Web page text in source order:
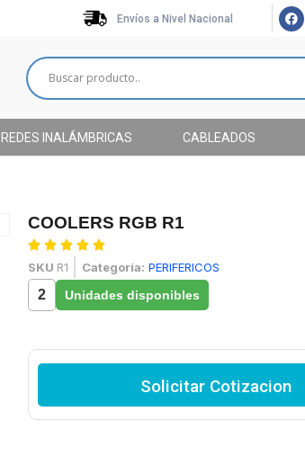
Envíos a Nivel Nacional
REDES INALÁMBRICAS CABLEADOS
COOLERS RGB R1
    
SKU R1 Categoría: PERIFERICOS
2 Unidades disponibles
Solicitar Cotizacion